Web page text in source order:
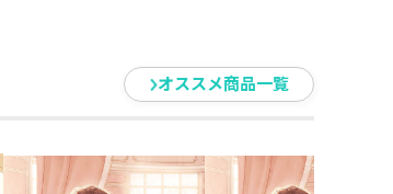
オススメ商品一覧